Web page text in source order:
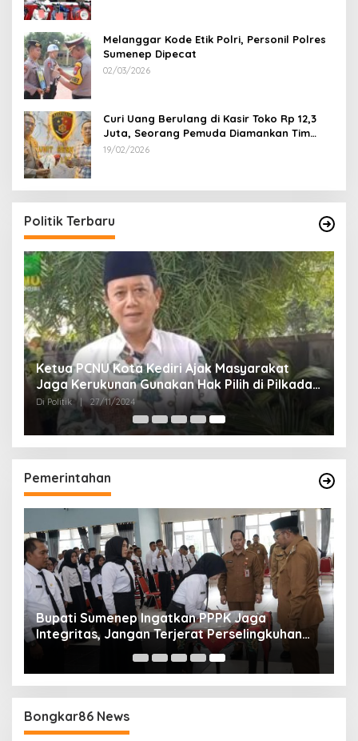
Melanggar Kode Etik Polri, Personil Polres
Sumenep Dipecat
02/03/2026
Curi Uang Berulang di Kasir Toko Rp 12,3
Juta, Seorang Pemuda Diamankan Tim
Reskrim Polsek Lenteng Sumenep
19/02/2026
Politik Terbaru
Ketua PCNU Kota Kediri Ajak Masyarakat
Jaga Kerukunan Gunakan Hak Pilih di Pilkada
2024
Di Politik | 27/11/2024
Pemerintahan
Bupati Sumenep Ingatkan PPPK Jaga
Integritas, Jangan Terjerat Perselingkuhan
dan Judi Online
Bongkar86 News